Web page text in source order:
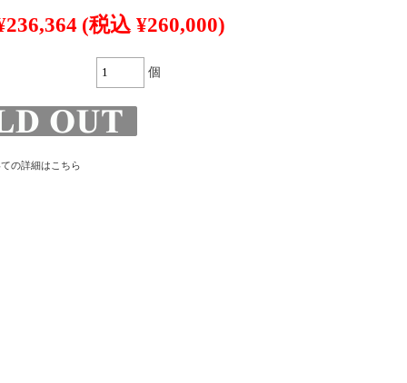
(税込 ¥260,000)
個
の詳細はこちら